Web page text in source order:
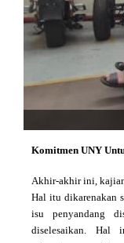
Komitmen UNY
Akhir-akhir ini,
Hal itu dikarenakan
isu penyandang
diselesaikan. Hal